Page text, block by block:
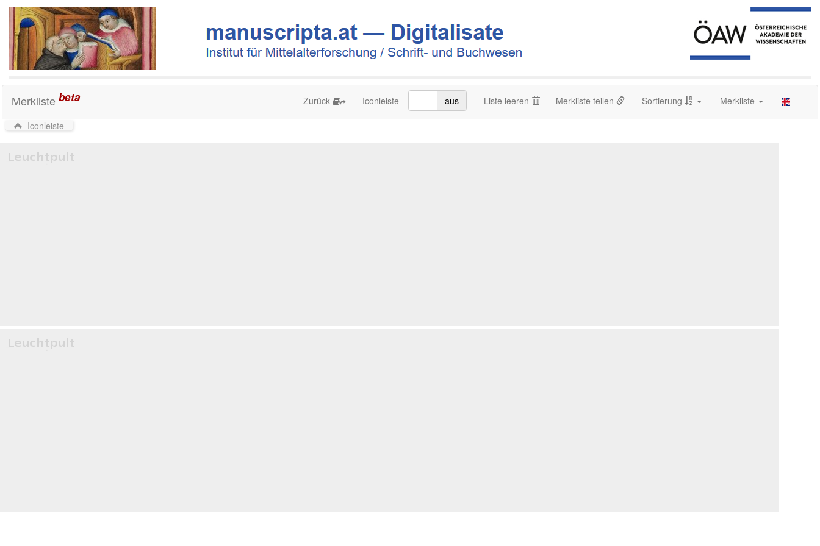
Merkliste beta Zurück Iconleiste
an aus Liste leeren Merkliste teilen Sortierung Merkliste
Iconleiste